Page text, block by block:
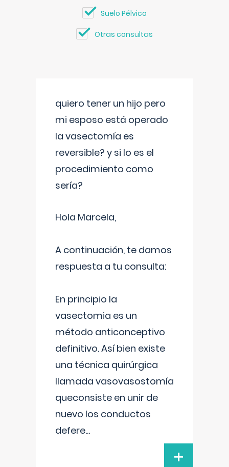
Suelo Pélvico
Otras consultas
quiero tener un hijo pero
mi esposo está operado
la vasectomía es
reversible? y si lo es el
procedimiento como
sería?
Hola Marcela,
A continuación, te damos
respuesta a tu consulta:
En principio la
vasectomia es un
método anticonceptivo
definitivo. Así bien existe
una técnica quirúrgica
llamada vasovasostomía
queconsiste en unir de
nuevo los conductos
defere...
+